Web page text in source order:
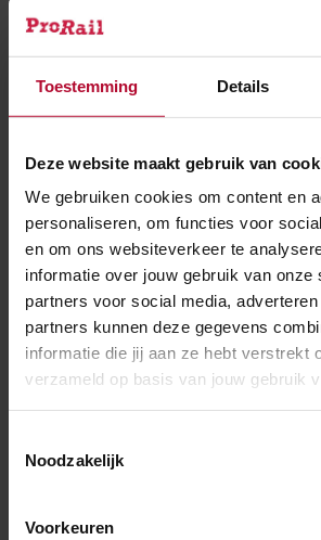
Toestemming Details
Deze website maakt gebruik van
We gebruiken cookies om content en
personaliseren, om functies voor
en om ons websiteverkeer te
informatie over jouw gebruik van onze
partners voor social media,
partners kunnen deze gegevens
informatie die jij aan ze hebt verstrekt
verzameld op basis van jouw gebruik
Noodzakelijk
Voorkeuren
Of zocht je een
antwoord op deze
Waarom informeert ProRail via
niet meer via een papieren brief?
Ontvang ik ook nog informatie
wanneer ik mij inschrijf voor de
emailservice?
Waarom moet ik mijn adres­